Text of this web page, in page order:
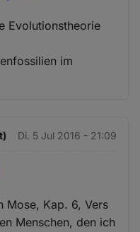
Evolutionstheorie
im
Di. 5 Jul 2016 - 21:09
Mose, Kap. 6, Vers
Menschen, den ich